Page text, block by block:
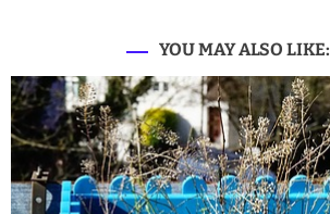
YOU MAY ALSO LIKE: